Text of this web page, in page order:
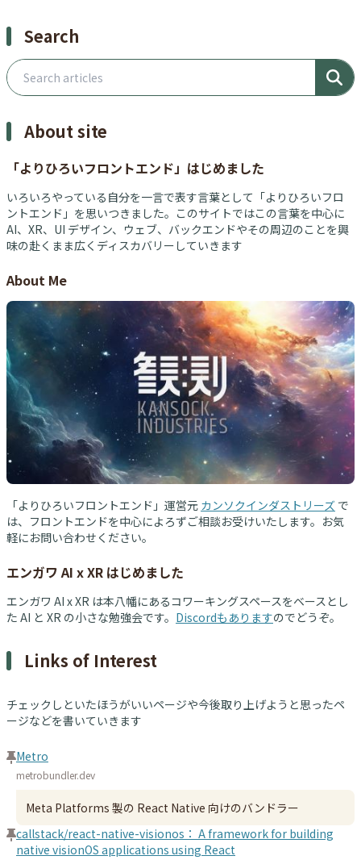
Search
Search articles
About site
「よりひろいフロントエンド」はじめました
いろいろやっている自分を一言で表す言葉として「よりひろいフロ
ントエンド」を思いつきました。このサイトではこの言葉を中心に
AI、XR、UI デザイン、ウェブ、バックエンドやその周辺のことを興
味の赴くまま広くディスカバリーしていきます
About Me
「よりひろいフロントエンド」運営元 カンソクインダストリーズ で
は、フロントエンドを中心によろずご相談お受けいたします。お気
軽にお問い合わせください。
エンガワ AI x XR はじめました
エンガワ AI x XR は本八幡にあるコワーキングスペースをベースとし
た AI と XR の小さな勉強会です。 Discordもありますのでどうぞ。
Links of Interest
チェックしといたほうがいいページや今後取り上げようと思ったペ
ージなどを書いていきます
Metro
metrobundler.dev
Meta Platforms 製の React Native 向けのバンドラー
callstack/react-native-visionos： A framework for building
native visionOS applications using React